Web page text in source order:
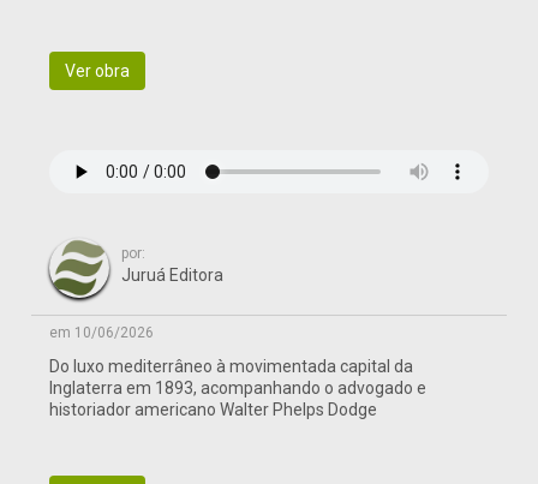
Ver obra
por:
Juruá Editora
em 10/06/2026
Do luxo mediterrâneo à movimentada capital da
Inglaterra em 1893, acompanhando o advogado e
historiador americano Walter Phelps Dodge